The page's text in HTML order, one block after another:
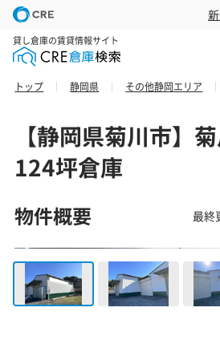
貸し倉庫の賃貸情報サイト
トップ 静岡県 その他静岡エリア
【静岡県菊川市】
124坪倉庫
物件概要 最終